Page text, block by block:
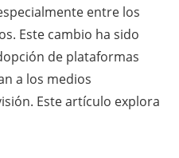
entre los
Este cambio ha sido
de plataformas
a los medios
Este artículo explora